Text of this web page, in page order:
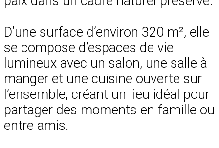
D’une surface d’environ 320 m², elle
se compose d’espaces de vie
lumineux avec un salon, une salle à
manger et une cuisine ouverte sur
l’ensemble, créant un lieu idéal pour
partager des moments en famille ou
entre amis.